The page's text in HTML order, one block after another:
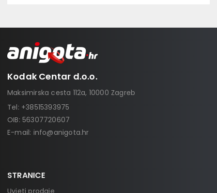
Kodak Centar d.o.o.
Maksimirska cesta 112a, 10000 Zagreb
Tel: +38515393975
OIB: 56307720607
E-mail: info@anigota.hr
STRANICE
Uvjeti prodaje